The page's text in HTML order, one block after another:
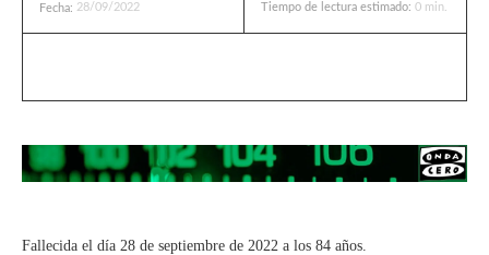
Fecha: 28/09/2022 Tiempo de lectura estimado: 0 min.
Fallecida el día 28 de septiembre de 2022 a los 84 años.